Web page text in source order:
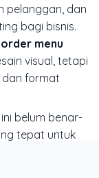
pelanggan, dan
bagi bisnis.
order menu
visual, tetapi
dan format
belum benar-
tepat untuk
terlihat,